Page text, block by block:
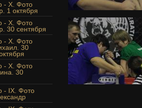
- Х. Фото
1 октября
- Х. Фото
30 сентября
- Х. Фото
30
- X. Фото
30
- IX. Фото